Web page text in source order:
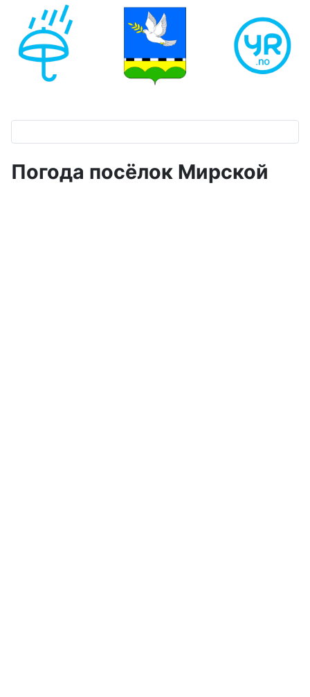
Погода посёлок Мирской